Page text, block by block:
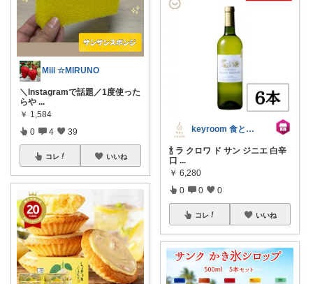
Miii ☆MIRUNO
＼Instagramで話題／1度使った
らや ...
￥ 1,584
0 4 39
コレ いいね
keyroom 食と暮らしのパントリー
🍾 ラ クロワ ド サン ジニエ 白辛
口 ...
￥ 6,280
0 0 0
コレ いいね